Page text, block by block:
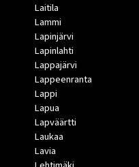
Laitila
Lammi
Lapinjärvi
Lapinlahti
Lappajärvi
Lappeenranta
Lappi
Lapua
Lapväärtti
Laukaa
Lavia